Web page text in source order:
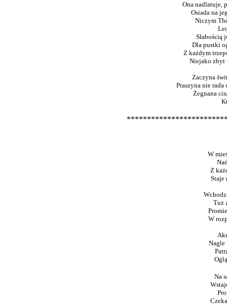
Ona nadlatuje,
Osiada na
Niczym
Słabością
Dla pustki
Z każdym
Niejako zbyt
Zaczyna
Ptaszyna nie
Żegnana
W
Z
Staje
Tuz
W
Nagle
Na